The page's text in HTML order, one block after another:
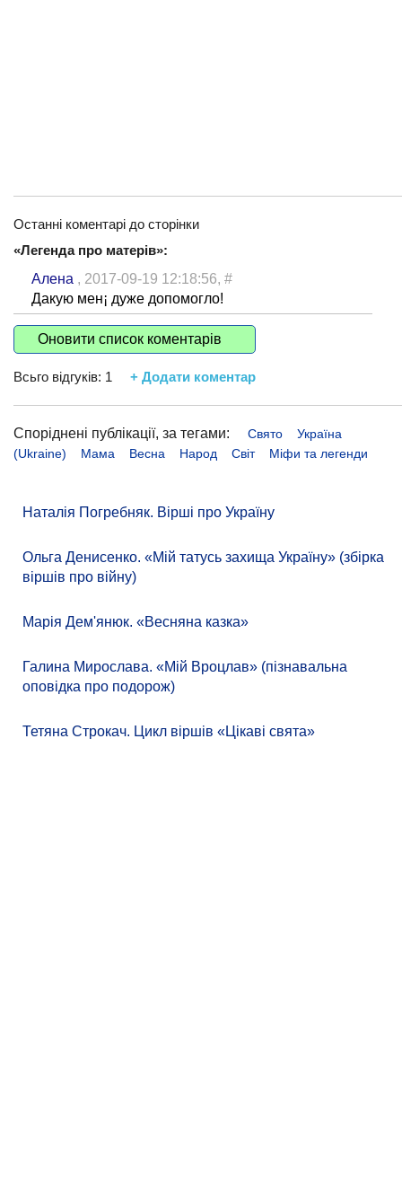
Останні коментарі до сторінки
«Легенда про матерів»:
Алена , 2017-09-19 12:18:56, #
Дакую мен¡ дуже допомогло!
Оновити список коментарів
Всьго відгуків: 1 + Додати коментар
Споріднені публікації, за тегами: Свято
Україна
(Ukraine)
Мама Весна Народ Світ Міфи та легенди
Наталія Погребняк. Вірші про Україну
Ольга Денисенко. «Мій татусь захища Україну» (збірка
віршів про війну)
Марія Дем'янюк. «Весняна казка»
Галина Мирослава. «Мій Вроцлав» (пізнавальна
оповідка про подорож)
Тетяна Строкач. Цикл віршів «Цікаві свята»